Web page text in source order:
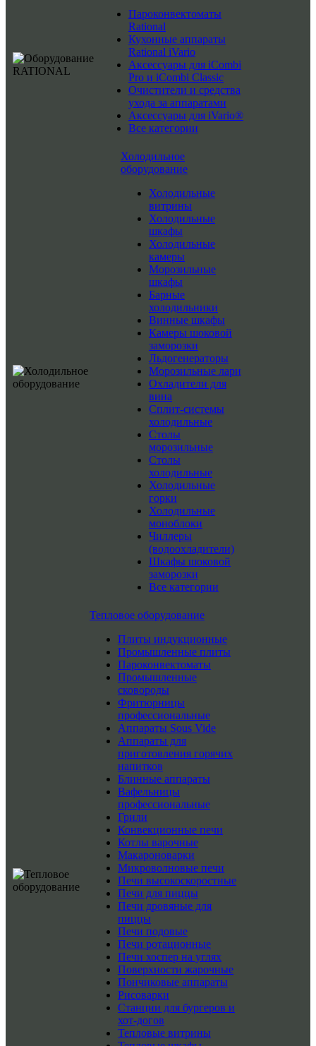
Пароконвектоматы
Rational
Кухонные аппараты
Rational iVario
Аксессуары для iCombi
Pro и iCombi Classic
Очистители и средства
ухода за аппаратами
Аксессуары для iVario®
Все категории
Холодильное
оборудование
Холодильные
витрины
Холодильные
шкафы
Холодильные
камеры
Морозильные
шкафы
Барные
холодильники
Винные шкафы
Камеры шоковой
заморозки
Льдогенераторы
Морозильные лари
Охладители для
вина
Сплит-системы
холодильные
Столы
морозильные
Столы
холодильные
Холодильные
горки
Холодильные
моноблоки
Чиллеры
(водоохладители)
Шкафы шоковой
заморозки
Все категории
Тепловое оборудование
Плиты индукционные
Промышленные плиты
Пароконвектоматы
Промышленные
сковороды
Фритюрницы
профессиональные
Аппараты Sous Vide
Аппараты для
приготовления горячих
напитков
Блинные аппараты
Вафельницы
профессиональные
Грили
Конвекционные печи
Котлы варочные
Макароноварки
Микроволновые печи
Печи высокоскоростные
Печи для пиццы
Печи дровяные для
пиццы
Печи подовые
Печи ротационные
Печи хоспер на углях
Поверхности жарочные
Пончиковые аппараты
Рисоварки
Станции для бургеров и
хот-догов
Тепловые витрины